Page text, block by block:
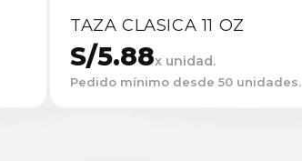
TAZA CLASICA 11 OZ
S/5.88x unidad.
Pedido mínimo desde 50 unidades.